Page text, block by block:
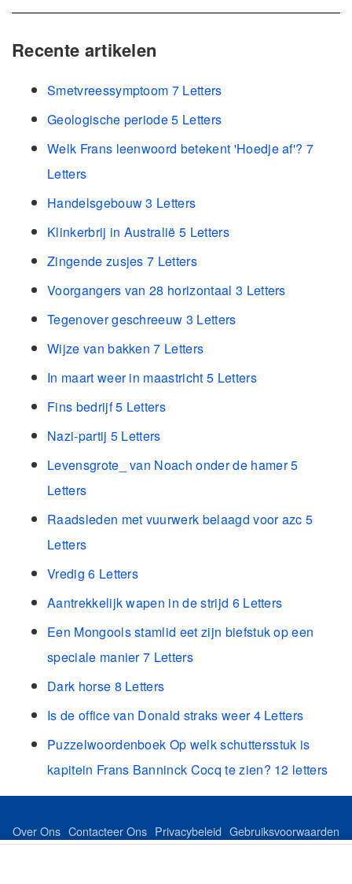
Recente artikelen
Smetvreessymptoom 7 Letters
Geologische periode 5 Letters
Welk Frans leenwoord betekent 'Hoedje af'? 7
Letters
Handelsgebouw 3 Letters
Klinkerbrij in Australië 5 Letters
Zingende zusjes 7 Letters
Voorgangers van 28 horizontaal 3 Letters
Tegenover geschreeuw 3 Letters
Wijze van bakken 7 Letters
In maart weer in maastricht 5 Letters
Fins bedrijf 5 Letters
Nazi-partij 5 Letters
Levensgrote_ van Noach onder de hamer 5
Letters
Raadsleden met vuurwerk belaagd voor azc 5
Letters
Vredig 6 Letters
Aantrekkelijk wapen in de strijd 6 Letters
Een Mongools stamlid eet zijn biefstuk op een
speciale manier 7 Letters
Dark horse 8 Letters
Is de office van Donald straks weer 4 Letters
Puzzelwoordenboek Op welk schuttersstuk is
kapitein Frans Banninck Cocq te zien? 12 letters
Over Ons Contacteer Ons Privacybeleid Gebruiksvoorwaarden